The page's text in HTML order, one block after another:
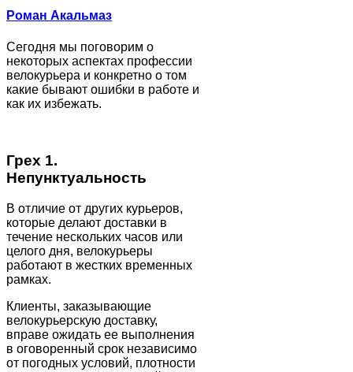
Роман Акальмаз
Сегодня мы поговорим о
некоторых аспектах профессии
велокурьера и конкретно о том
какие бывают ошибки в работе и
как их избежать.
Грех 1.
Непунктуальность
В отличие от других курьеров,
которые делают доставки в
течение нескольких часов или
целого дня, велокурьеры
работают в жестких временных
рамках.
Клиенты, заказывающие
велокурьерскую доставку,
вправе ожидать ее выполнения
в оговоренный срок независимо
от погодных условий, плотности